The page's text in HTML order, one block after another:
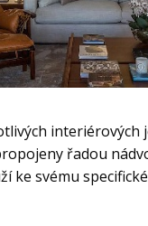
interiérových
řadou
ke svému